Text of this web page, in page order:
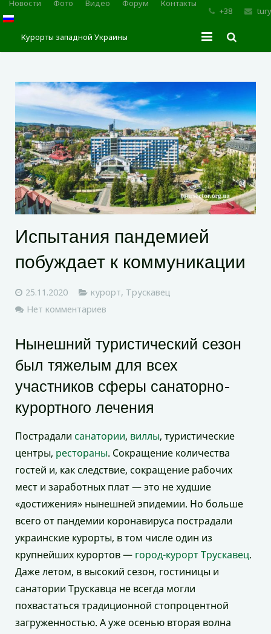
Новости Фото Видео Форум Контакты
+38
Курорты западной Украины
Трускавец
Сходница
Моршин
Карпаты
Испытания пандемией
побуждает к коммуникации
25.11.2020 курорт, Трускавец
Нет комментариев
Нынешний туристический сезон
был тяжелым для всех
участников сферы санаторно-
курортного лечения
Пострадали санатории, виллы, туристические
центры, рестораны. Сокращение количества
гостей и, как следствие, сокращение рабочих
мест и заработных плат — это не худшие
«достижения» нынешней эпидемии. Но больше
всего от пандемии коронавируса пострадали
украинские курорты, в том числе один из
крупнейших курортов — город-курорт Трускавец.
Даже летом, в высокий сезон, гостиницы и
санатории Трускавца не всегда могли
похвастаться традиционной стопроцентной
загруженностью. А уже осенью вторая волна